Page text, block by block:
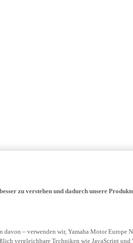
zu verstehen und dadurch unsere Produkte,
– verwenden wir, Yamaha Motor Europe
vergleichbare Techniken wie JavaScript und
funktioniert und Ihnen grundlegende